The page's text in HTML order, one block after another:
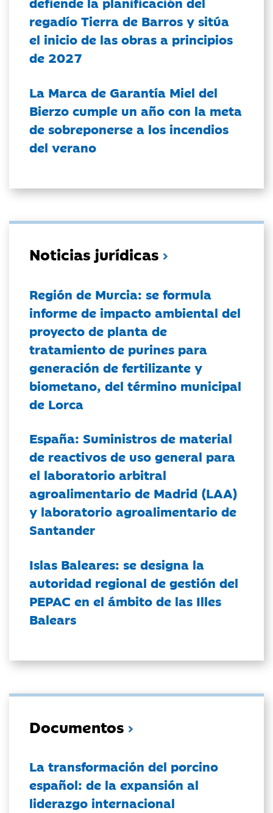
regadío Tierra de Barros y sitúa
el inicio de las obras a principios
de 2027
La Marca de Garantía Miel del
Bierzo cumple un año con la meta
de sobreponerse a los incendios
del verano
Noticias jurídicas
Región de Murcia: se formula
informe de impacto ambiental del
proyecto de planta de
tratamiento de purines para
generación de fertilizante y
biometano, del término municipal
de Lorca
España: Suministros de material
de reactivos de uso general para
el laboratorio arbitral
agroalimentario de Madrid (LAA)
y laboratorio agroalimentario de
Santander
Islas Baleares: se designa la
autoridad regional de gestión del
PEPAC en el ámbito de las Illes
Balears
Documentos
La transformación del porcino
español: de la expansión al
liderazgo internacional